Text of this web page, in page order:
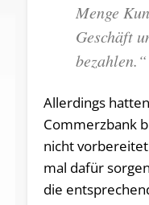
Menge
Geschäft
bezahlen.“
Allerdings
Commerzbank
nicht
mal dafür
die